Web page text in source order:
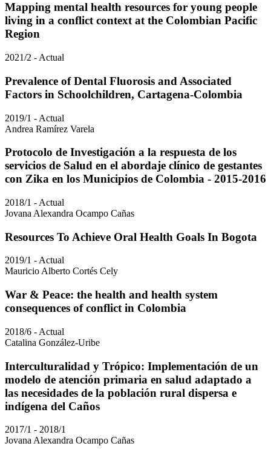
Mapping mental health resources for young people
living in a conflict context at the Colombian Pacific
Region
2021/2 - Actual
Prevalence of Dental Fluorosis and Associated
Factors in Schoolchildren, Cartagena-Colombia
2019/1 - Actual
Andrea Ramírez Varela
Protocolo de Investigación a la respuesta de los
servicios de Salud en el abordaje clínico de gestantes
con Zika en los Municipios de Colombia - 2015-2016
2018/1 - Actual
Jovana Alexandra Ocampo Cañas
Resources To Achieve Oral Health Goals In Bogota
2019/1 - Actual
Mauricio Alberto Cortés Cely
War & Peace: the health and health system
consequences of conflict in Colombia
2018/6 - Actual
Catalina González-Uribe
Interculturalidad y Trópico: Implementación de un
modelo de atención primaria en salud adaptado a
las necesidades de la población rural dispersa e
indígena del Caños
2017/1 - 2018/1
Jovana Alexandra Ocampo Cañas